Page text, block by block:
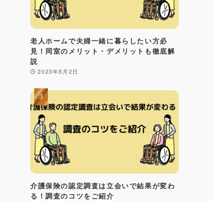
老人ホームで夫婦一緒に暮らしたい方必
見！同室のメリット・デメリットも徹底解
説
2023年5月2日
介護保険の認定調査は立会いで結果が変わ
る！調査のコツをご紹介